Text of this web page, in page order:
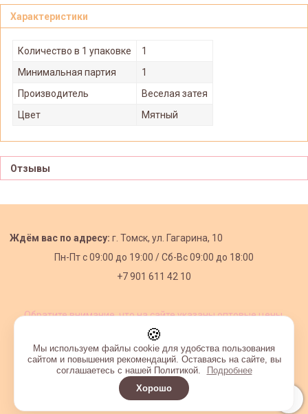
Характеристики
Количество в 1 упаковке
1
Минимальная партия
1
Производитель
Веселая затея
Цвет
Мятный
Отзывы
Ждём вас по адресу: г. Томск, ул. Гагарина, 10
Пн-Пт с09:00 до 19:00 /Сб-Вс 09:00 до 18:00
+7 901 611 42 10
Обратите внимание, что на сайте указаны оптовые цены,
Интернет-магазин создан на InSales
🍪
Мы используем файлы cookie для удобства пользования
сайтом и повышения рекомендаций. Оставаясь на сайте, вы
соглашаетесь с нашей Политикой.
Подробнее
Хорошо